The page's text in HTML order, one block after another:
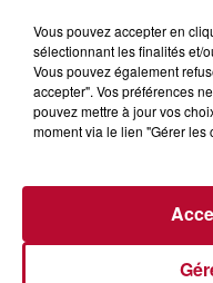
Vous pouvez accepter en
sélectionnant les finalités et/
Vous pouvez également
accepter". Vos préférences
pouvez mettre à jour vos
moment via le lien "Gérer